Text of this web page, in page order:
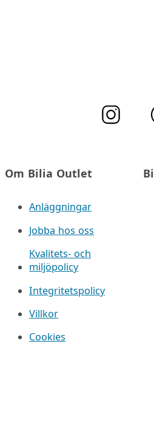
Om Bilia Outlet
Anläggningar
Jobba hos oss
Kvalitets- och
miljöpolicy
Integritetspolicy
Villkor
Cookies